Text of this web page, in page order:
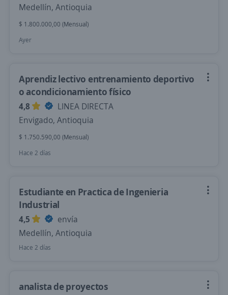
Medellín, Antioquia
$ 1.800.000,00 (Mensual)
Ayer
Aprendiz lectivo entrenamiento deportivo
o acondicionamiento físico
4,8
LINEA DIRECTA
Envigado, Antioquia
$ 1.750.590,00 (Mensual)
Hace 2 días
Estudiante en Practica de Ingenieria
Industrial
4,5
envía
Medellín, Antioquia
Hace 2 días
analista de proyectos